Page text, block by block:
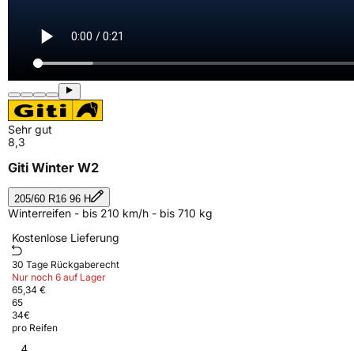
Sehr gut
8,3
Giti Winter W2
205/60 R16 96 H
Winterreifen - bis 210 km/h - bis 710 kg
Kostenlose Lieferung
30 Tage Rückgaberecht
Nur noch 6 auf Lager
65,34 €
65
34€
pro Reifen
4